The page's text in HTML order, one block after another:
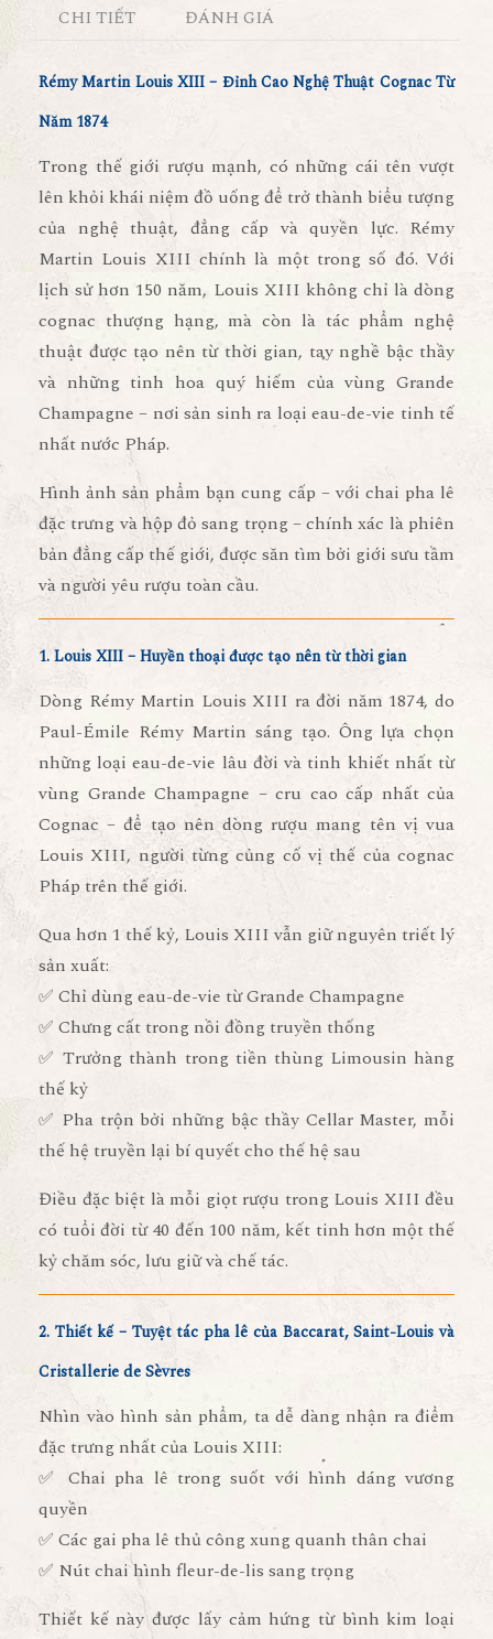
CHI TIẾT ĐÁNH GIÁ
Rémy Martin Louis XIII – Đỉnh Cao Nghệ Thuật Cognac Từ
Năm 1874
Trong thế giới rượu mạnh, có những cái tên vượt
lên khỏi khái niệm đồ uống để trở thành biểu tượng
của nghệ thuật, đẳng cấp và quyền lực. Rémy
Martin Louis XIII chính là một trong số đó. Với
lịch sử hơn 150 năm, Louis XIII không chỉ là dòng
cognac thượng hạng, mà còn là tác phẩm nghệ
thuật được tạo nên từ thời gian, tay nghề bậc thầy
và những tinh hoa quý hiếm của vùng Grande
Champagne – nơi sản sinh ra loại eau-de-vie tinh tế
nhất nước Pháp.
Hình ảnh sản phẩm bạn cung cấp – với chai pha lê
đặc trưng và hộp đỏ sang trọng – chính xác là phiên
bản đẳng cấp thế giới, được săn tìm bởi giới sưu tầm
và người yêu rượu toàn cầu.
1. Louis XIII – Huyền thoại được tạo nên từ thời gian
Dòng Rémy Martin Louis XIII ra đời năm 1874, do
Paul-Émile Rémy Martin sáng tạo. Ông lựa chọn
những loại eau-de-vie lâu đời và tinh khiết nhất từ
vùng Grande Champagne – cru cao cấp nhất của
Cognac – để tạo nên dòng rượu mang tên vị vua
Louis XIII, người từng củng cố vị thế của cognac
Pháp trên thế giới.
Qua hơn 1 thế kỷ, Louis XIII vẫn giữ nguyên triết lý
sản xuất:
✅ Chỉ dùng eau-de-vie từ Grande Champagne
✅ Chưng cất trong nồi đồng truyền thống
✅ Trưởng thành trong tiền thùng Limousin hàng
thế kỷ
✅ Pha trộn bởi những bậc thầy Cellar Master, mỗi
thế hệ truyền lại bí quyết cho thế hệ sau
Điều đặc biệt là mỗi giọt rượu trong Louis XIII đều
có tuổi đời từ 40 đến 100 năm, kết tinh hơn một thế
kỷ chăm sóc, lưu giữ và chế tác.
2. Thiết kế – Tuyệt tác pha lê của Baccarat, Saint-Louis và
Cristallerie de Sèvres
Nhìn vào hình sản phẩm, ta dễ dàng nhận ra điểm
đặc trưng nhất của Louis XIII:
✅ Chai pha lê trong suốt với hình dáng vương
quyền
✅ Các gai pha lê thủ công xung quanh thân chai
✅ Nút chai hình fleur-de-lis sang trọng
Thiết kế này được lấy cảm hứng từ bình kim loại